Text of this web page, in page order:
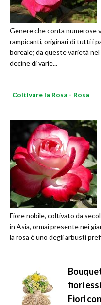
Genere che conta numerose
rampicanti, originari di tutti i
boreale; da queste varietà
decine di varie...
Coltivare la Rosa - Rosa
Fiore nobile, coltivato da
in Asia, ormai presente nei
la rosa è uno degli arbusti
fiori
Fiori